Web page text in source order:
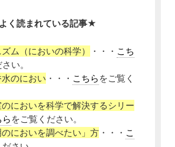
く読まれている記事★
ム（においの科学） ・・・ こち
い。
のにおい ・・・ こちら をご覧く
においを科学で解決するシリー
ら をご覧ください。
のにおいを調べたい」方 ・・・ こ